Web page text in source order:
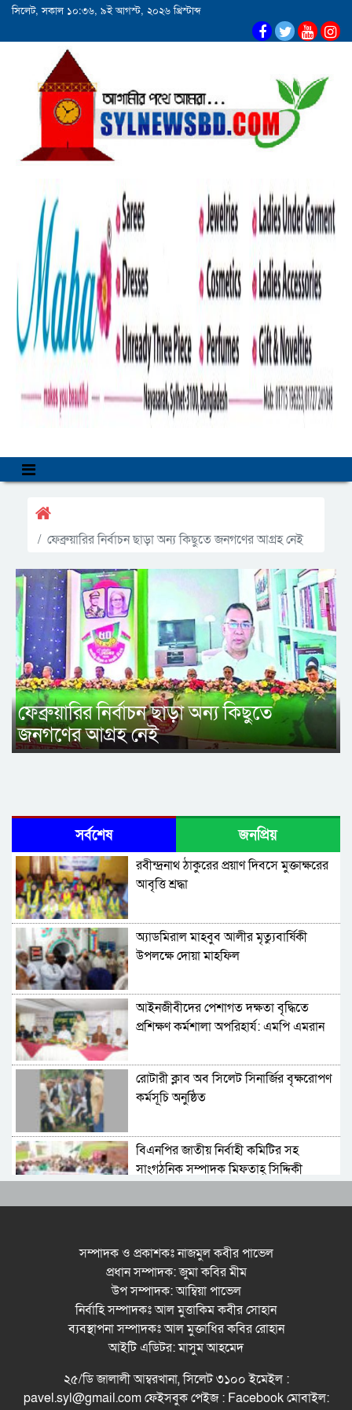
সিলেট, সকাল ১০:৩৬, ৯ই আগস্ট, ২০২৬ খ্রিস্টাব্দ
ফেব্রুয়ারির নির্বাচন ছাড়া অন্য কিছুতে জনগণের আগ্রহ নেই
ফেব্রুয়ারির নির্বাচন ছাড়া অন্য কিছুতে
জনগণের আগ্রহ নেই
সর্বশেষ জনপ্রিয়
রবীন্দ্রনাথ ঠাকুরের প্রয়াণ দিবসে মুক্তাক্ষরের
আবৃত্তি শ্রদ্ধা
অ্যাডমিরাল মাহবুব আলীর মৃত্যুবার্ষিকী
উপলক্ষে দোয়া মাহফিল
‎আইনজীবীদের পেশাগত দক্ষতা বৃদ্ধিতে
প্রশিক্ষণ কর্মশালা অপরিহার্য: এমপি এমরান
রোটারী ক্লাব অব সিলেট সিনার্জির বৃক্ষরোপণ
কর্মসূচি অনুষ্ঠিত
বিএনপির জাতীয় নির্বাহী কমিটির সহ
সাংগঠনিক সম্পাদক মিফতাহ্ সিদ্দিকী
ইসলাম বলেছেন
সিলেটে গ্যাস সংকট নিয়ে যা বলল
জালালাবাদ
অঙ্গীকারে নতুন দিগন্তে মেট্রোপলিটন
ইউনিভার্সিটি রিসার্চ সোসাইটি
সম্পাদক ও প্রকাশকঃ নাজমুল কবীর পাভেল
প্রধান সম্পাদক: জুমা কবির মীম
উপ সম্পাদক: আম্বিয়া পাভেল
নির্বাহি সম্পাদকঃ আল মুত্তাকিম কবীর সোহান
ব্যবস্থাপনা সম্পাদকঃ আল মুক্তাধির কবির রোহান
আইটি এডিটর: মাসুম আহমেদ
২৫/ডি জালালী আম্বরখানা, সিলেট ৩১০০ ইমেইল :
pavel.syl@gmail.com ফেইসবুক পেইজ : Facebook মোবাইল: